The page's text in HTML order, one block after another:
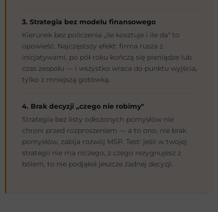
3. Strategia bez modelu finansowego
Kierunek bez policzenia „ile kosztuje i ile da" to
opowieść. Najczęstszy efekt: firma rusza z
inicjatywami, po pół roku kończą się pieniądze lub
czas zespołu — i wszystko wraca do punktu wyjścia,
tylko z mniejszą gotówką.
4. Brak decyzji „czego nie robimy"
Strategia bez listy odłożonych pomysłów nie
chroni przed rozproszeniem — a to ono, nie brak
pomysłów, zabija rozwój MŚP. Test: jeśli w twojej
strategii nie ma niczego, z czego rezygnujesz z
bólem, to nie podjąłeś jeszcze żadnej decyzji.